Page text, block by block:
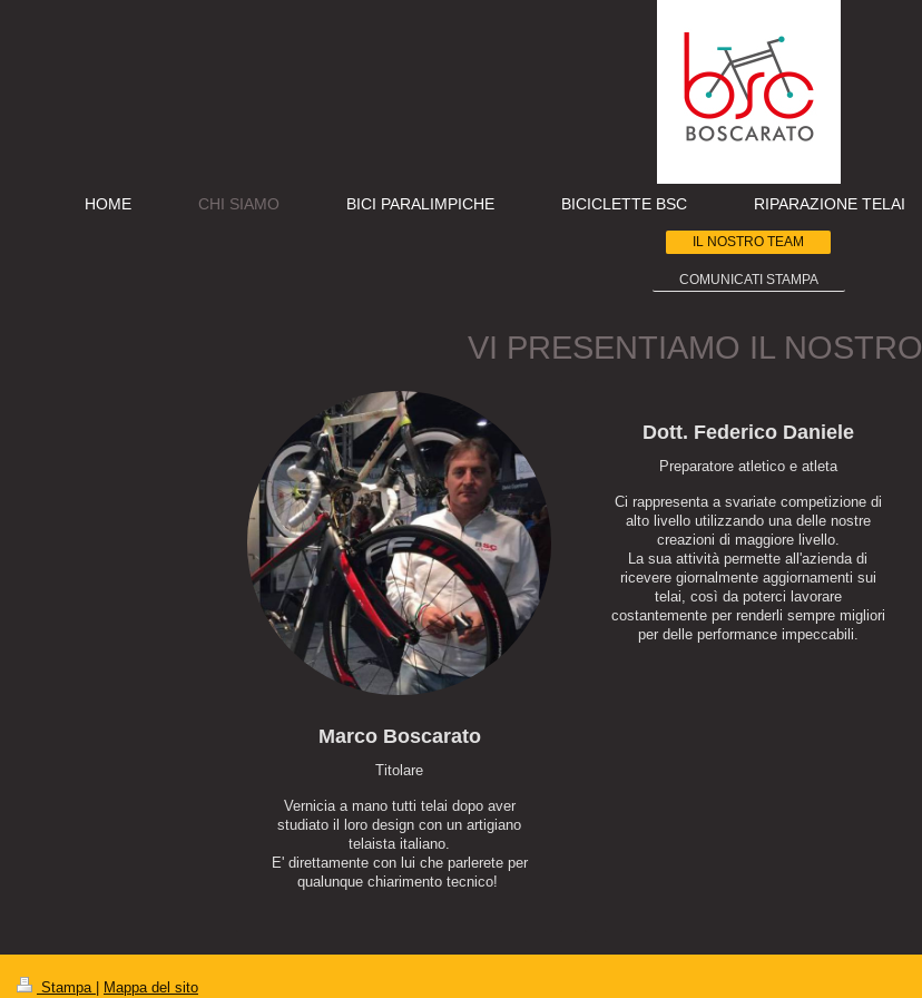
HOME CHI SIAMO BICI PARALIMPICHE BICICLETTE BSC RIPARAZIONE TELAI
IL NOSTRO TEAM
COMUNICATI STAMPA
VI PRESENTIAMO IL
Marco Boscarato
Titolare
Vernicia a mano tutti telai dopo aver
studiato il loro design con un artigiano
telaista italiano.
E' direttamente con lui che parlerete per
qualunque chiarimento tecnico!
Dott. Federico Daniele
Preparatore atletico e atleta
Ci rappresenta a svariate competizione di
alto livello utilizzando una delle nostre
creazioni di maggiore livello.
La sua attività permette all'azienda di
ricevere giornalmente aggiornamenti sui
telai, così da poterci lavorare
costantemente per renderli sempre migliori
per delle performance impeccabili.
Stampa Mappa del sito